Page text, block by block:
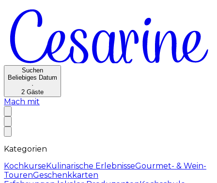
Suchen
Beliebiges Datum
·
2 Gäste
Mach mit
Kategorien
KochkurseKulinarische ErlebnisseGourmet- & Wein-
TourenGeschenkkarten